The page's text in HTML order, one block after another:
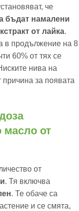
че
бъдат намалени
от лайка.
в продължение на 8
60% от тях се
нива на
причина за появата
масло от
от
. Тя включва
. Те обаче са
и се смята,